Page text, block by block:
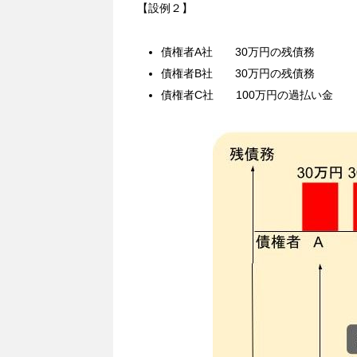
【設例２】
債権者A社 30万円の残債務
債権者B社 30万円の残債務
債権者C社 100万円の過払い金